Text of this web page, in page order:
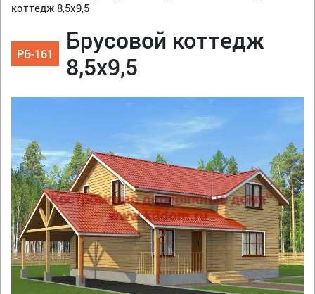
коттедж 8,5х9,5
РБ-161
Брусовой коттедж
8,5х9,5